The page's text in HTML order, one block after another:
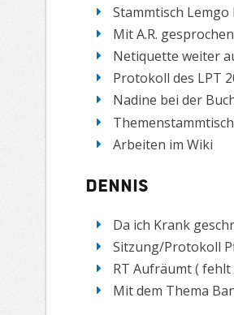
Stammtisch Lemgo
Mit A.R. gesprochen
Netiquette weiter
Protokoll des LPT
Nadine bei der
Arbeiten im Wiki
Dennis
Da ich Krank
Sitzung/Protokoll
RT Aufräumt ( fehlt
Mit dem Thema